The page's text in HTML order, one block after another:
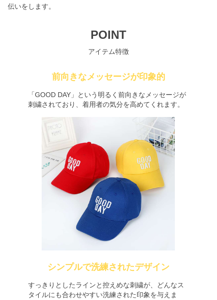
伝いをします。
POINT
アイテム特徴
前向きなメッセージが印象的
「GOOD DAY」という明るく前向きなメッセージが
刺繍されており、着用者の気分を高めてくれます。
シンプルで洗練されたデザイン
すっきりとしたラインと控えめな刺繍が、どんなス
タイルにも合わせやすい洗練された印象を与えま